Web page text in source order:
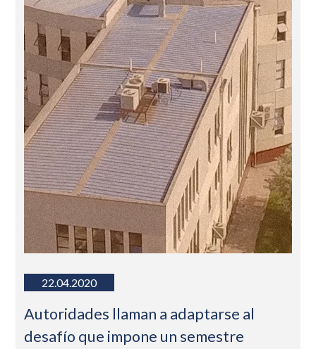
22.04.2020
Autoridades llaman a adaptarse al
desafío que impone un semestre